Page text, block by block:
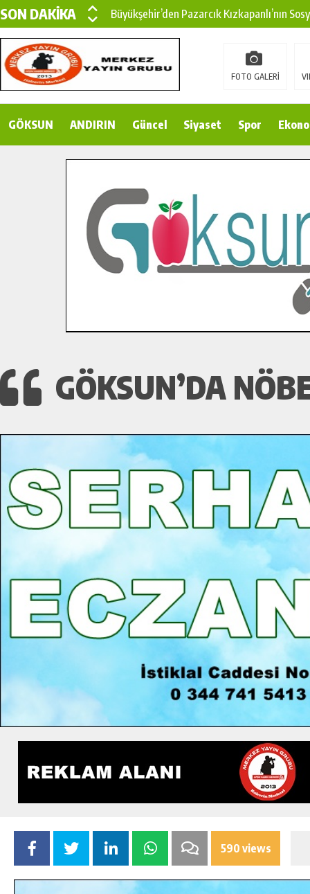
SON DAKİKA
Büyükşehir’den Pazarcık Kızkapanlı’nın
Büyükşehir’den Pazarcık Kırsalına Modern
Çin’den KSÜ’ye Uluslararası Başarı:
Gençler Pusula Maraş Kampında Yeni
İlçe Jandarma Komutanı Karakaya’dan
Bertiz’in Yeni Köprüsünde Sona Doğru.
FOTO GALERİ
GÖKSUN ANDIRIN Güncel Siyaset Spor
GÖKSUN’DA
590 views